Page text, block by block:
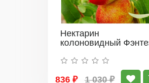
Нектарин
колоновидный
836 ₽ 1 030 ₽